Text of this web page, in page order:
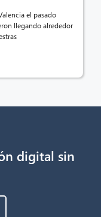
el pasado
llegando alrededor
digital sin